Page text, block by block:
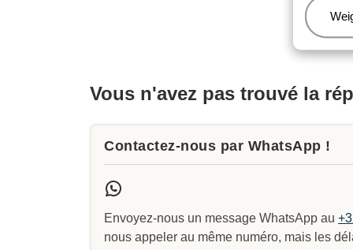
Vous n'avez pas trouvé la
Contactez-nous par WhatsApp !
Envoyez-nous un message WhatsApp au
nous appeler au même numéro, mais les